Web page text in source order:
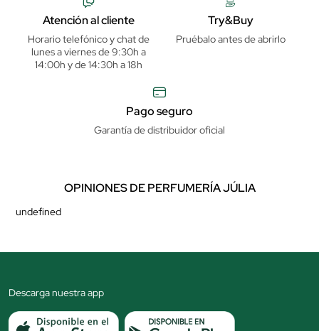
Atención al cliente
Horario telefónico y chat de
lunes a viernes de 9:30h a
14:00h y de 14:30h a 18h
Try&Buy
Pruébalo antes de abrirlo
Pago seguro
Garantía de distribuidor oficial
OPINIONES DE PERFUMERÍA JÚLIA
undefined
Descarga nuestra app